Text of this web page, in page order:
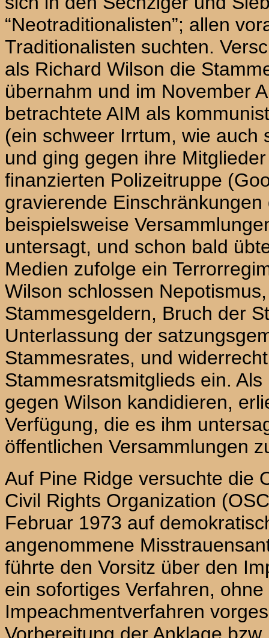
“Neotraditionalisten”; allen
Traditionalisten suchten.
als Richard Wilson die
übernahm und im November
betrachtete AIM als
(ein schweer Irrtum, wie auch
und ging gegen ihre
finanzierten Polizeitruppe
gravierende
beispielsweise
untersagt, und schon bald
Medien zufolge ein
Wilson schlossen
Stammesgeldern, Bruch der
Unterlassung der
Stammesrates, und
Stammesratsmitglieds ein.
gegen Wilson kandidieren,
Verfügung, die es ihm
öffentlichen Versammlungen
Auf Pine Ridge versuchte die
Civil Rights Organization
Februar 1973 auf
angenommene
führte den Vorsitz über den
ein sofortiges Verfahren,
Impeachmentverfahren